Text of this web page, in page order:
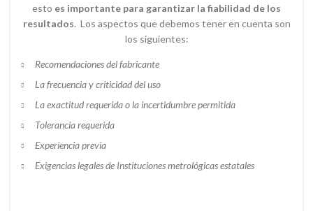
esto es importante para garantizar la fiabilidad de los
resultados. Los aspectos que debemos tener en cuenta son
los siguientes:
Recomendaciones del fabricante
La frecuencia y criticidad del uso
La exactitud requerida o la incertidumbre permitida
Tolerancia requerida
Experiencia previa
Exigencias legales de Instituciones metrológicas estatales